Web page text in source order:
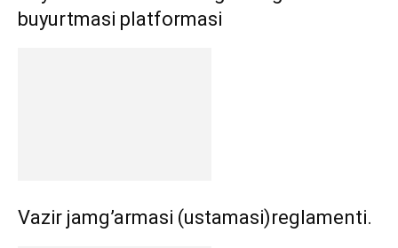
buyurtmasi platformasi
Vazir jamg’armasi (ustamasi)reglamenti.